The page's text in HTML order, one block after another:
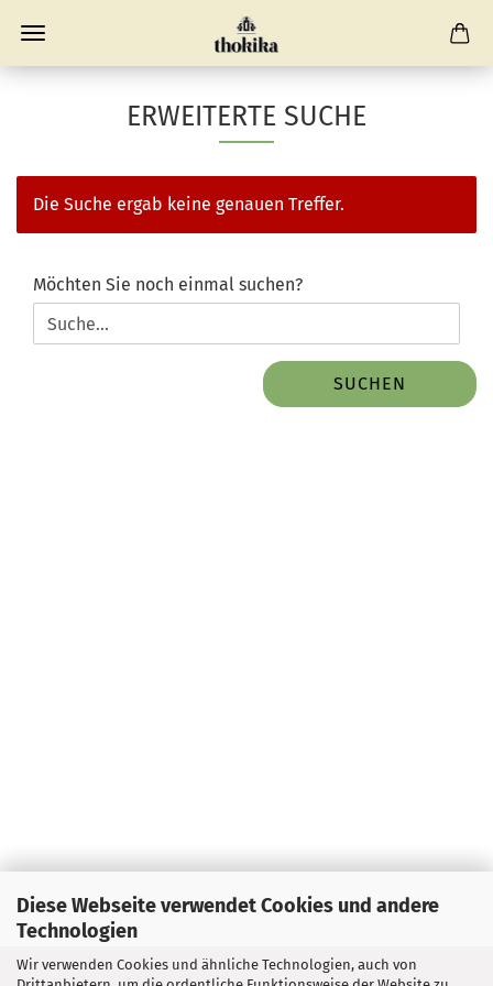
Diese Webseite verwendet Cookies und andere
Technologien
Wir verwenden Cookies und ähnliche Technologien, auch von
ERWEITERTE SUCHE
Die Suche ergab keine genauen Treffer.
MÖCHTEN
SIE
NOCH
Möchten Sie noch einmal suchen?
SUCHEN